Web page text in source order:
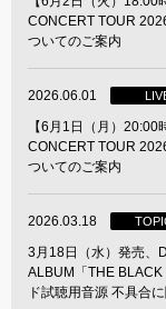
CONCERT TOUR
ついてのご案内
2026.06.01
【6月1日（月）
CONCERT TOUR
ついてのご案内
2026.03.18
3月18日（水）発売、
ALBUM「THE
ド試聴用音源 不具合